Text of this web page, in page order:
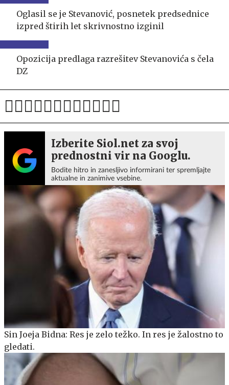
Oglasil se je Stevanović, posnetek predsednice
izpred štirih let skrivnostno izginil
Opozicija predlaga razrešitev Stevanovića s čela
DZ
Izberite Siol.net za svoj
prednostni vir na Googlu.
Bodite hitro in zanesljivo informirani ter spremljajte
aktualne in zanimive vsebine.
Sin Joeja Bidna: Res je zelo težko. In res je žalostno to
gledati.